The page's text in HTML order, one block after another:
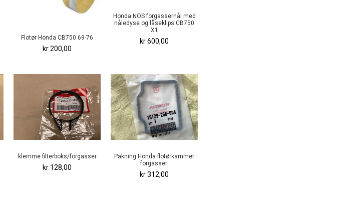
Flotør Honda CB750 69-76
kr 200,00
Honda NOS forgassernål med
nåledyse og låseklips CB750
X1
kr 600,00
klemme filterboks/forgasser
kr 128,00
Pakning Honda flotørkammer
forgasser
kr 312,00